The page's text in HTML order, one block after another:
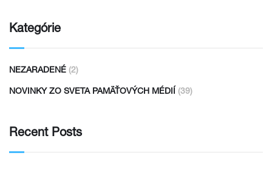
Kategórie
NEZARADENÉ (2)
NOVINKY ZO SVETA PAMÄŤOVÝCH MÉDIÍ (39)
Recent Posts